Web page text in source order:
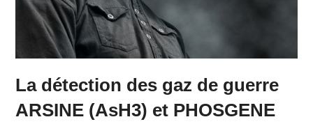
La détection des gaz de guerre
ARSINE (AsH3) et PHOSGENE